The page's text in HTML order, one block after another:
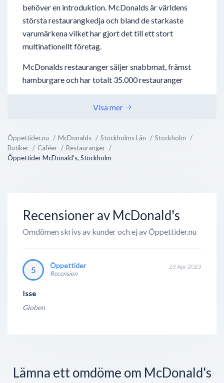
Öppettider.nu McDonalds Stockholms Län
Stockholm
Butiker
Caféer
Restauranger
Öppettider McDonald's, Stockholm
behöver en introduktion. McDonalds är världens
största restaurangkedja och bland de starkaste
varumärkena vilket har gjort det till ett stort
multinationellt företag.
McDonalds restauranger säljer snabbmat, främst
hamburgare och har totalt 35.000 restauranger
världen över. Allt började i Kalifornien 1940 och har
sedan dess expanderat i raketfart. En ny McDonalds
Det finns ca 200 restauranger på svensk mark -
varav den första öppnades mitt i Stockholm år 1973.
Visa mer
Recensioner av McDonald's
Omdömen skrivs av kunder och ej av Öppettider.nu
5 Öppettider
Recension
Isse
23 Apr 2023
Globen
Lämna ett omdöme om McDonald's